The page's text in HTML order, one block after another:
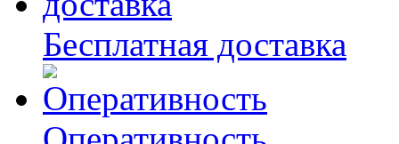
Бесплатная доставка